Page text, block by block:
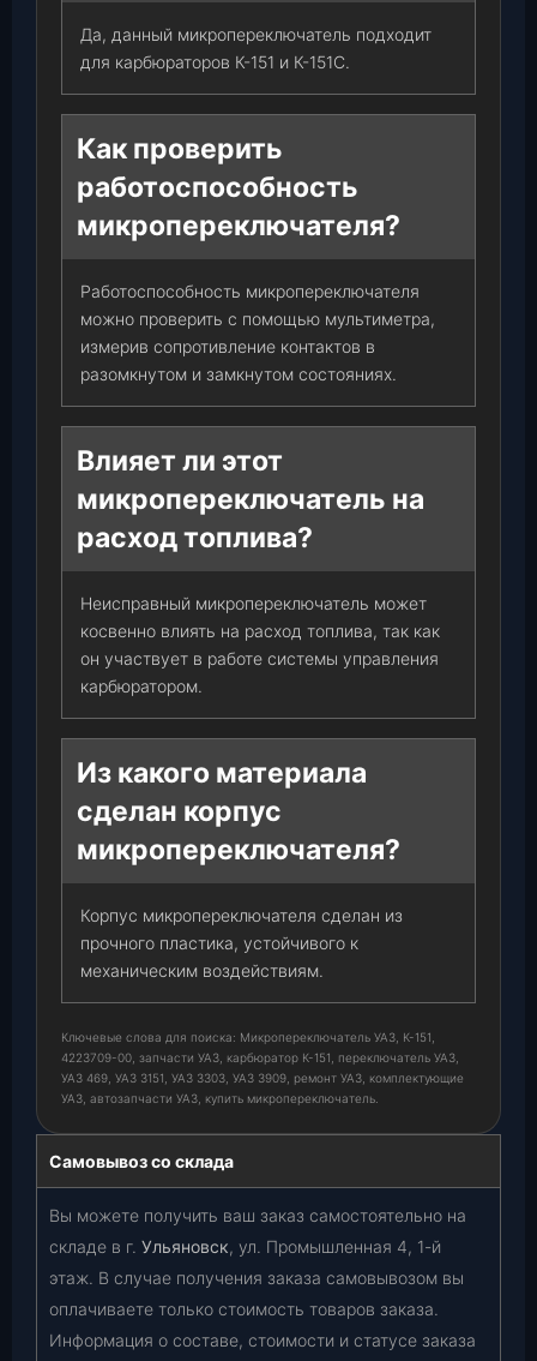
Да, данный микропереключатель подходит
для карбюраторов К-151 и К-151С.
Как проверить
работоспособность
микропереключателя?
Работоспособность микропереключателя
можно проверить с помощью мультиметра,
измерив сопротивление контактов в
разомкнутом и замкнутом состояниях.
Влияет ли этот
микропереключатель на
расход топлива?
Неисправный микропереключатель может
косвенно влиять на расход топлива, так как
он участвует в работе системы управления
карбюратором.
Из какого материала
сделан корпус
микропереключателя?
Корпус микропереключателя сделан из
прочного пластика, устойчивого к
механическим воздействиям.
Ключевые слова для поиска: Микропереключатель УАЗ, К-151,
4223709-00, запчасти УАЗ, карбюратор К-151, переключатель УАЗ,
УАЗ 469, УАЗ 3151, УАЗ 3303, УАЗ 3909, ремонт УАЗ, комплектующие
УАЗ, автозапчасти УАЗ, купить микропереключатель.
Самовывоз со склада
Вы можете получить ваш заказ самостоятельно на
складе в г. Ульяновск, ул. Промышленная 4, 1-й
этаж. В случае получения заказа самовывозом вы
оплачиваете только стоимость товаров заказа.
Информация о составе, стоимости и статусе заказа